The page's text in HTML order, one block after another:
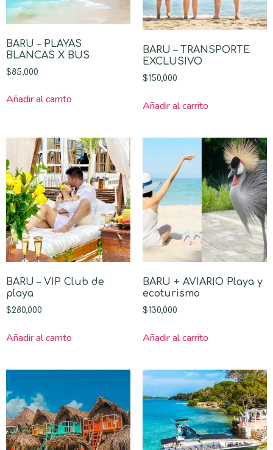
BARU – PLAYAS
BLANCAS X BUS
$85,000
Añadir al carrito
BARU – TRANSPORTE
EXCLUSIVO
$150,000
Añadir al carrito
BARU – VIP Club de
playa
$280,000
Añadir al carrito
BARU + AVIARIO Playa y
ecoturismo
$130,000
Añadir al carrito